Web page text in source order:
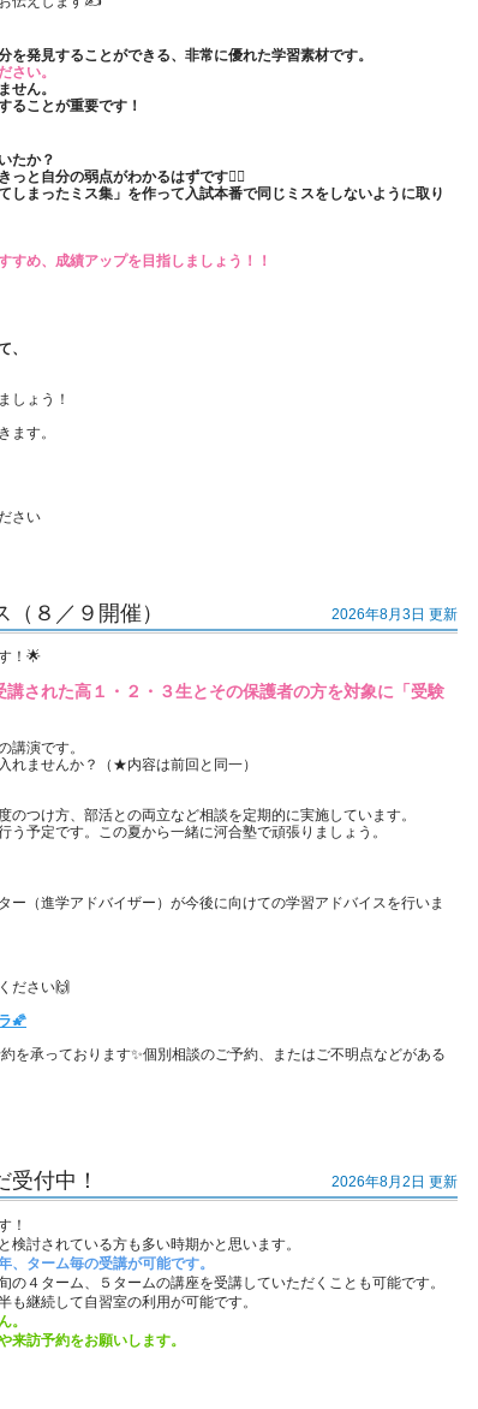
発見することができる、非常に優れた学習素材です。
さい。
せん。
ることが重要です！
たか？
っと自分の弱点がわかるはずです🙆‍♀️
まったミス集」を作って入試本番で同じミスをしないように取り
め、成績アップを目指しましょう！！
、
しょう！
ます。
さい
８／９開催） 2026年8月3日 更新
！🌟
された高１・２・３生とその保護者の方を対象に「受験
講演です。
れませんか？（★内容は前回と同一）
つけ方、部活との両立など相談を定期的に実施しています。
予定です。この夏から一緒に河合塾で頑張りましょう。
（進学アドバイザー）が今後に向けての学習アドバイスを行いま
ださい🙌
🌠
を承っております✨個別相談のご予約、またはご不明点などがある
付中！ 2026年8月2日 更新
！
討されている方も多い時期かと思います。
ターム毎の受講が可能です。
４ターム、５タームの講座を受講していただくことも可能です。
継続して自習室の利用が可能です。
。
来訪予約をお願いします。